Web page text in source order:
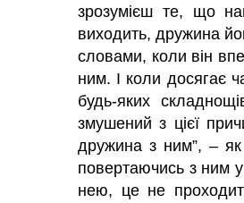
зрозумієш те, що
виходить, дружина
словами, коли він
ним. І коли досягає
будь-яких
змушений з цієї
дружина з ним”, –
повертаючись з ним
нею, це не